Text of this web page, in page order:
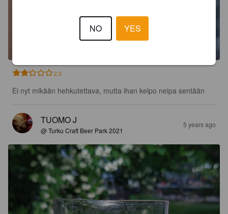
2.3
Ei nyt mikään hehkutettava, mutta ihan kelpo neipa sentään
TUOMO J
@ Turku Craft Beer Park 2021
5 years ago
NO YES